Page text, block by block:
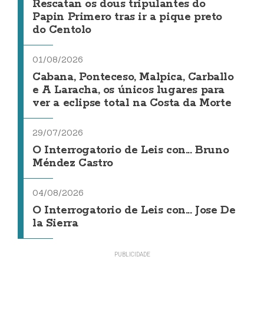
Rescatan os dous tripulantes do
Papin Primero tras ir a pique preto
do Centolo
01/08/2026
Cabana, Ponteceso, Malpica, Carballo
e A Laracha, os únicos lugares para
ver a eclipse total na Costa da Morte
29/07/2026
O Interrogatorio de Leis con... Bruno
Méndez Castro
04/08/2026
O Interrogatorio de Leis con... Jose De
la Sierra